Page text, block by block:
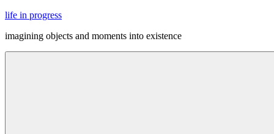
Skip
content
life in progress
imagining objects and moments into existence